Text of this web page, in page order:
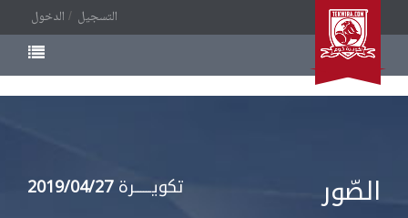
الدخول التسجيل
الصّور تكويــــــرة2019/04/27